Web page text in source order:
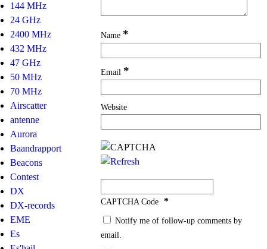
144 MHz
24 GHz
2400 MHz
432 MHz
47 GHz
50 MHz
70 MHz
Airscatter
antenne
Aurora
Baandrapport
Beacons
Contest
DX
DX-records
EME
Es
Name *
Email *
Website
CAPTCHA Code *
Notify me of follow-up comments by
email.